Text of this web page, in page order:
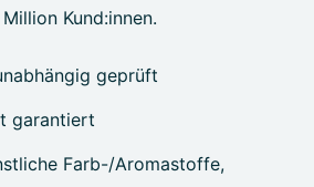
Kund:innen.
geprüft
garantiert
Farb-/Aromastoffe,